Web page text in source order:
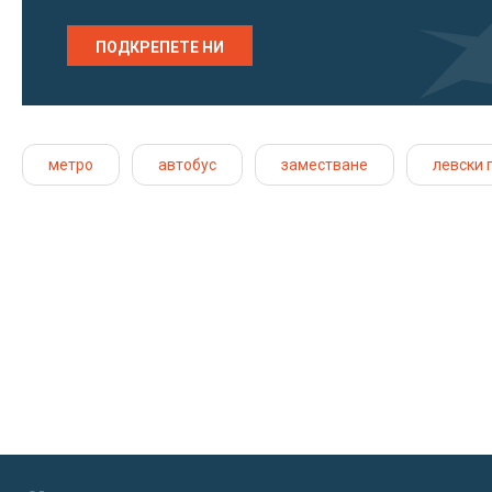
ПОДКРЕПЕТЕ НИ
метро автобус заместване левски г